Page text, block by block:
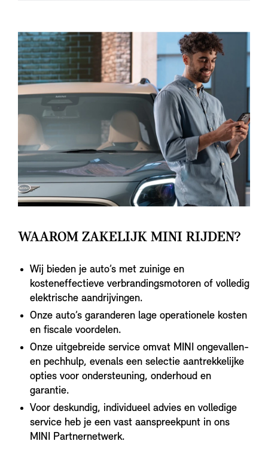
WAAROM ZAKELIJK MINI RIJDEN?
Wij bieden je auto’s met zuinige en
kosteneffectieve verbrandingsmotoren of volledig
elektrische aandrijvingen.
Onze auto’s garanderen lage operationele kosten
en fiscale voordelen.
Onze uitgebreide service omvat MINI ongevallen-
en pechhulp, evenals een selectie aantrekkelijke
opties voor ondersteuning, onderhoud en
garantie.
Voor deskundig, individueel advies en volledige
service heb je een vast aanspreekpunt in ons
MINI Partnernetwerk.